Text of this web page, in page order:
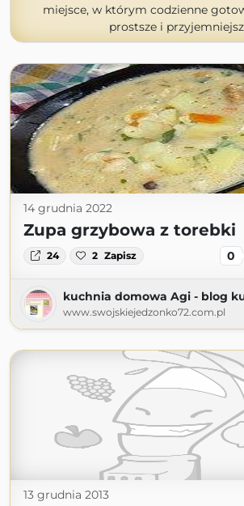
miejsce, w którym codzienne
prostsze i
14 grudnia 2022
Zupa grzybowa z torebki
24 2 Zapisz 0
kuchnia domowa Agi - blog
www.swojskiejedzonko72.com.pl
13 grudnia 2013